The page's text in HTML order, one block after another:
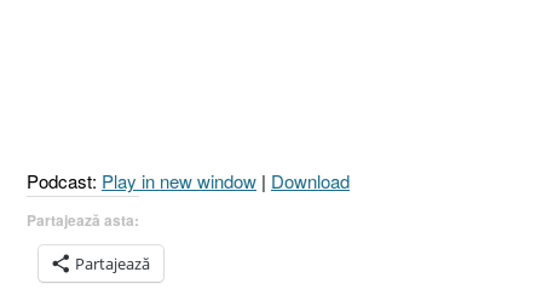
?
[Luca
3.8-
9
Podcast: Play in new window | Download
Partajează asta:
Partajează